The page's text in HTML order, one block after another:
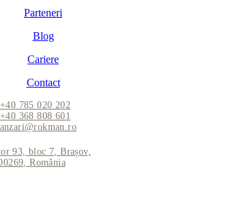
Parteneri
Blog
Cariere
Contact
785 020 202
368 808 601
93, bloc 7, Brașov,
România